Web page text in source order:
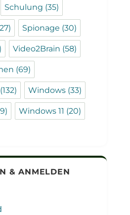
Schulung (35)
Spionage (30)
Video2Brain (58)
(69)
(132) Windows (33)
Windows 11 (20)
& ANMELDEN